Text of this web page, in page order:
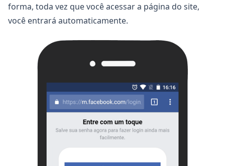
forma, toda vez que você acessar a página do site,
você entrará automaticamente.